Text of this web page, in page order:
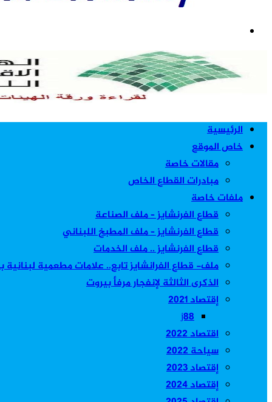
الرئيسية
خاص الموقع
مقالات خاصة
مبادرات القطاع الخاص
ملفات خاصة
قطاع الفرنشايز – ملف الصناعة
قطاع الفرنشايز – ملف المطبخ اللبناني
قطاع الفرنشايز .. ملف الخدمات
ملف- قطاع الفرانشايز تابع.. علامات مطعمية لبنانية
الذكرى الثالثة لإنفجار مرفأ بيروت
إقتصاد 2021
j88
اقتصاد 2022
سياحة 2022
إقتصاد 2023
إقتصاد 2024